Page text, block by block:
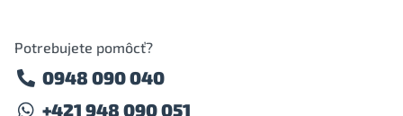
Potrebujete pomôcť?
0948 090 040
+421 948 090 051